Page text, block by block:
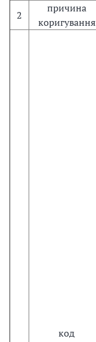
2
причина
коригування
код